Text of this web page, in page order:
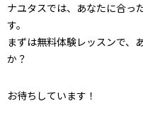
ナユタスでは、あなたに合っ
す。
まずは無料体験レッスンで、
か？
お待ちしています！